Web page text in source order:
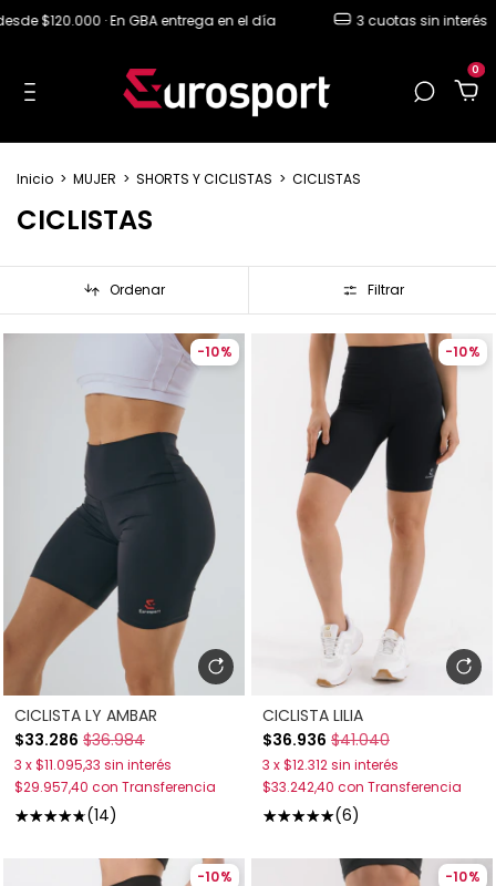
$120.000 · En GBA entrega en el día 3 cuotas sin interés
0
Inicio > MUJER > SHORTS Y CICLISTAS > CICLISTAS
CICLISTAS
Ordenar Filtrar
-10%
CICLISTA LY AMBAR
$33.286 $36.984
(14)
3 x$11.095,33 sin interés
$29.957,40 con Transferencia
-10%
CICLISTA LILIA
$36.936 $41.040
(6)
3 x$12.312sin interés
$33.242,40 con Transferencia
-10% -10%